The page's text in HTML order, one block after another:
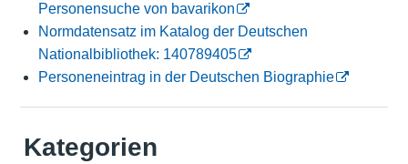
Personensuche von bavarikon
Normdatensatz im Katalog der Deutschen
Nationalbibliothek: 140789405
Personeneintrag in der Deutschen Biographie
Kategorien